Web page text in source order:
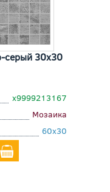
серый 30x30
х9999213167
Мозаика
60x30